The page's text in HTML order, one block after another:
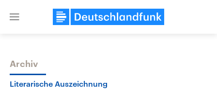
Close
Themen
Archiv
Literarische Auszeichnung